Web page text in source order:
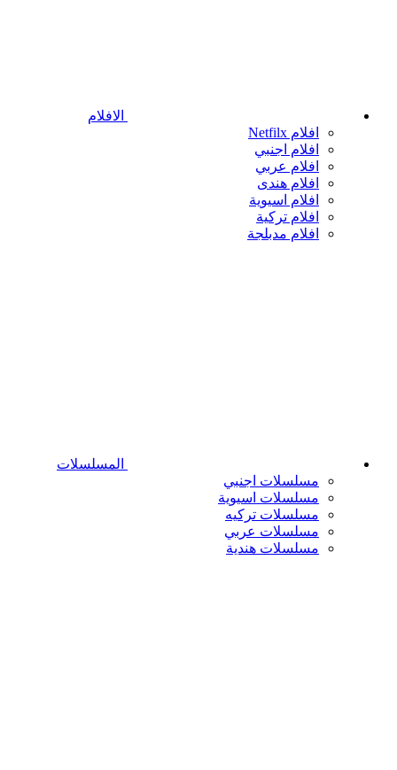
الافلام
افلام Netfilx
افلام اجنبي
افلام عربي
افلام هندى
افلام اسيوية
افلام تركية
افلام مدبلجة
المسلسلات
مسلسلات اجنبي
مسلسلات اسيوية
مسلسلات تركيه
مسلسلات عربي
مسلسلات هندية